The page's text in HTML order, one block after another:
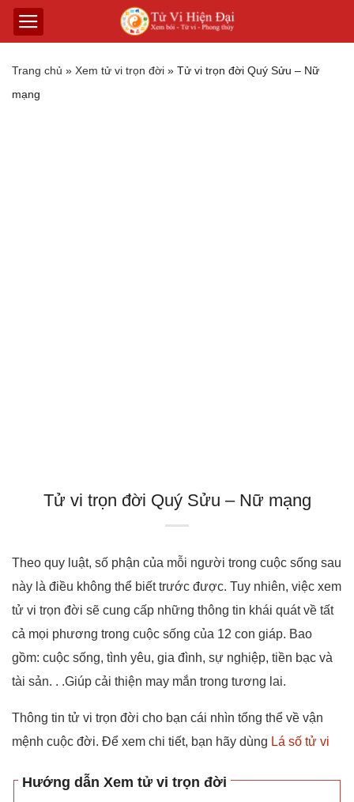
Trang chủ » Xem tử vi trọn đời » Tử vi trọn đời Quý Sửu – Nữ
mạng
Tử vi trọn đời Quý Sửu – Nữ mạng
Theo quy luật, số phận của mỗi người trong cuộc sống sau
này là điều không thể biết trước được. Tuy nhiên, việc xem
tử vi trọn đời sẽ cung cấp những thông tin khái quát về tất
cả mọi phương trong cuộc sống của 12 con giáp. Bao
gồm: cuộc sống, tình yêu, gia đình, sự nghiệp, tiền bạc và
tài sản. . .Giúp cải thiện may mắn trong tương lai.
Thông tin tử vi trọn đời cho bạn cái nhìn tổng thể về vận
mệnh cuộc đời. Để xem chi tiết, bạn hãy dùng Lá số tử vi
Hướng dẫn Xem tử vi trọn đời